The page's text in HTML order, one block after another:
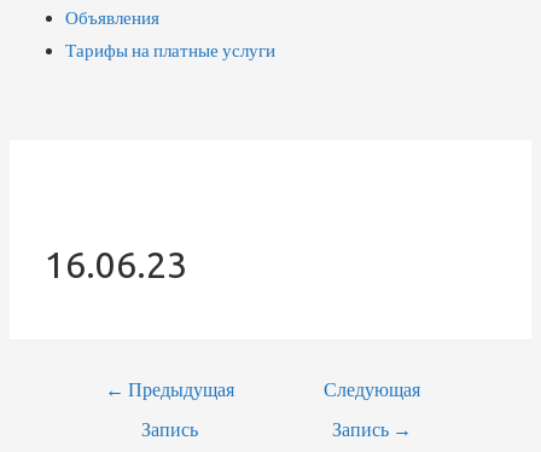
Объявления
Тарифы на платные услуги
16.06.23
← Предыдущая
Запись
Следующая
Запись →